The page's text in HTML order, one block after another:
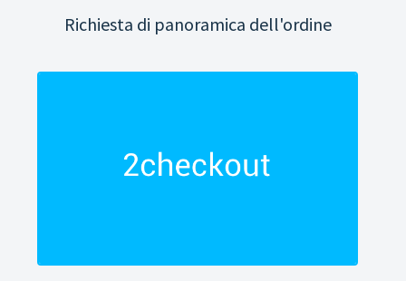
Richiesta di panoramica dell'ordine